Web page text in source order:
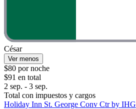
César
Ver menos
$80 por noche
$91 en total
2 sep. - 3 sep.
Total con impuestos y cargos
Holiday Inn St. George Conv Ctr by IHG